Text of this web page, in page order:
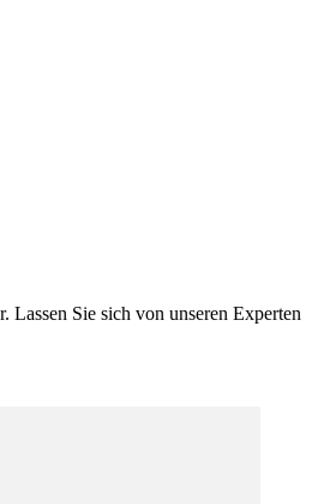
Sie sich von unseren Experten